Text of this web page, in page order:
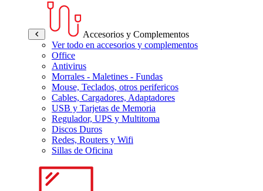
Accesorios y Complementos
Ver todo en accesorios y complementos
Office
Antivirus
Morrales - Maletines - Fundas
Mouse, Teclados, otros perifericos
Cables, Cargadores, Adaptadores
USB y Tarjetas de Memoria
Regulador, UPS y Multitoma
Discos Duros
Redes, Routers y Wifi
Sillas de Oficina